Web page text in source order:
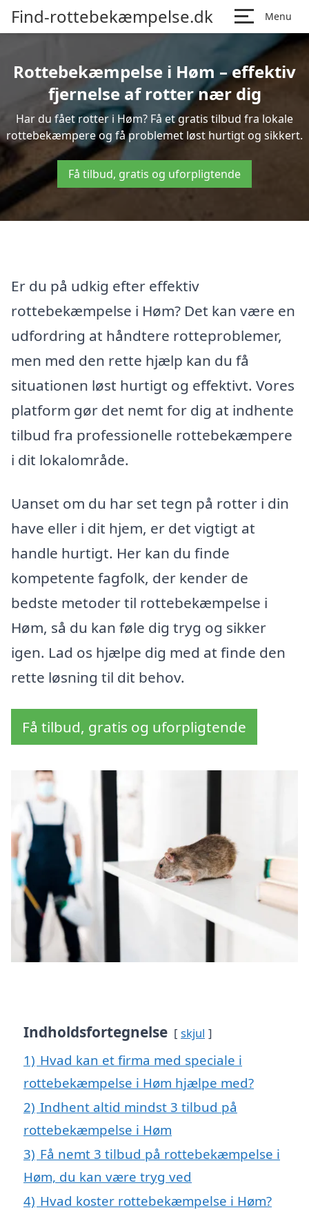
Find-rottebekæmpelse.dk Menu
Rottebekæmpelse i Høm – effektiv
fjernelse af rotter nær dig
Har du fået rotter i Høm? Få et gratis tilbud fra lokale
rottebekæmpere og få problemet løst hurtigt og sikkert.
Få tilbud, gratis og uforpligtende
Er du på udkig efter effektiv
rottebekæmpelse i Høm? Det kan være en
udfordring at håndtere rotteproblemer,
men med den rette hjælp kan du få
situationen løst hurtigt og effektivt. Vores
platform gør det nemt for dig at indhente
tilbud fra professionelle rottebekæmpere
i dit lokalområde.
Uanset om du har set tegn på rotter i din
have eller i dit hjem, er det vigtigt at
handle hurtigt. Her kan du finde
kompetente fagfolk, der kender de
bedste metoder til rottebekæmpelse i
Høm, så du kan føle dig tryg og sikker
igen. Lad os hjælpe dig med at finde den
rette løsning til dit behov.
Få tilbud, gratis og uforpligtende
Indholdsfortegnelse skjul
1) Hvad kan et firma med speciale i
rottebekæmpelse i Høm hjælpe med?
2) Indhent altid mindst 3 tilbud på
rottebekæmpelse i Høm
3) Få nemt 3 tilbud på rottebekæmpelse i
Høm, du kan være tryg ved
4) Hvad koster rottebekæmpelse i Høm?